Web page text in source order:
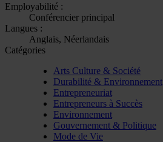
Employabilité :
Conférencier principal
Langues :
Anglais, Néerlandais
Catégories
Arts Culture & Société
Durabilité & Environnement
Entrepreneuriat
Entrepreneurs à Succès
Environnement
Gouvernement & Politique
Mode de Vie